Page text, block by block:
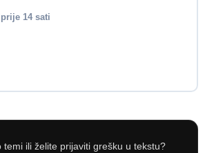
prije 14 sati
temi ili želite prijaviti grešku u tekstu?